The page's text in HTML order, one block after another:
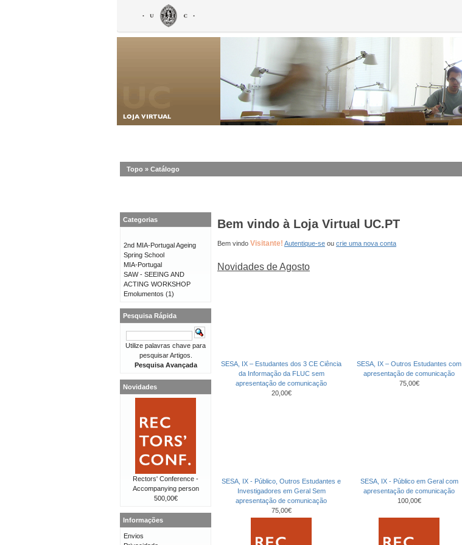
Topo » Catálogo
Bem vindo à Loja Virtual UC.PT
Bem vindo Visitante! Autentique-se ou crie uma nova conta
Novidades de Agosto
SESA, IX – Estudantes dos 3 CE Ciência
da Informação da FLUC sem
apresentação de comunicação
20,00€
SESA, IX – Outros Estudantes com
apresentação de comunicação
75,00€
SESA, IX - Público, Outros Estudantes e
Investigadores em Geral Sem
apresentação de comunicação
75,00€
SESA, IX - Público em Geral com
apresentação de comunicação
100,00€
Categorias
2nd MIA-Portugal Ageing
Spring School
MIA-Portugal
SAW - SEEING AND
ACTING WORKSHOP
Emolumentos (1)
Pesquisa Rápida
Utilize palavras chave para
pesquisar Artigos.
Pesquisa Avançada
Novidades
Rectors' Conference -
Accompanying person
500,00€
Informações
Envios